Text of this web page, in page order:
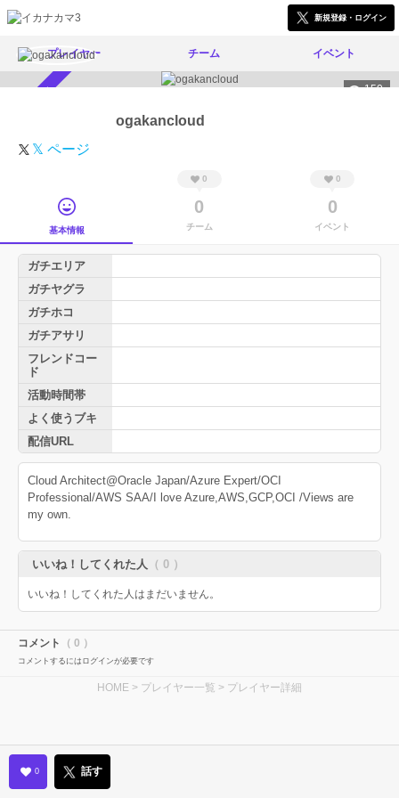
新規登録・ログイン
プレイヤー チーム イベント
150
ogakancloud
𝕏 ページ
基本情報
0
0
チーム
0
0
イベント
ガチエリア
ガチヤグラ
ガチホコ
ガチアサリ
フレンドコー
ド
活動時間帯
よく使うブキ
配信URL
Cloud Architect@Oracle Japan/Azure Expert/OCI
Professional/AWS SAA/I love Azure,AWS,GCP,OCI /Views are
my own.
いいね！してくれた人 （ 0 ）
いいね！してくれた人はまだいません。
コメント （ 0 ）
コメントするにはログインが必要です
HOME > プレイヤー一覧 > プレイヤー詳細
0 話す